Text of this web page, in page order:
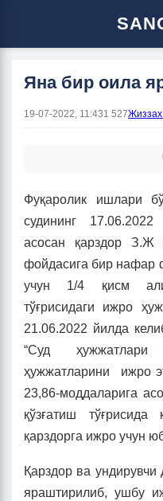
Яна бир оила
19-07-2022, 11:431 527Жиззах
Фуқаролик ишлари
судининг
асосан қарздор З.Ж
фойдасига бир нафар
учун 1/4 қисм
тўғрисидаги ижро
21.06.2022 йилда
“Суд
ҳужжатларини ижро
23,86-моддаларига
қўзғатиш
қарздорга ижро учун
Қарздор ва
яраштирилиб, ушбу